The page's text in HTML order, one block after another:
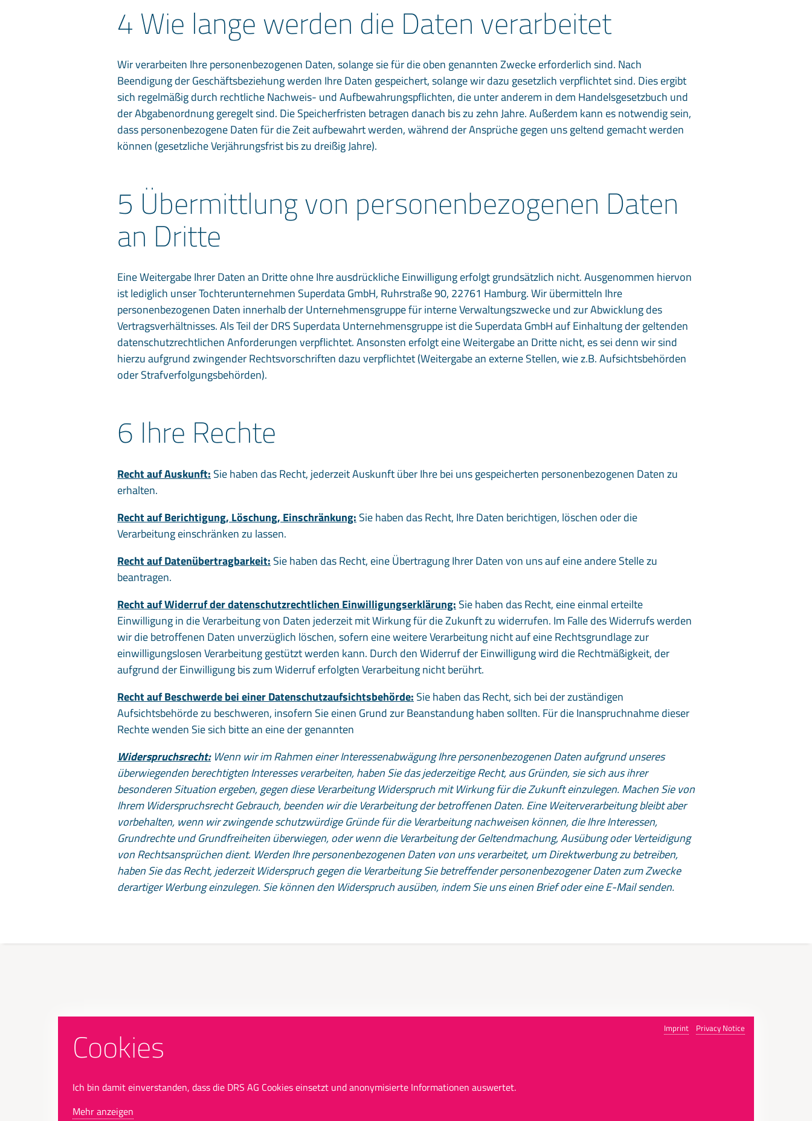
4 Wie lange werden die Daten verarbeitet
Wir verarbeiten Ihre personenbezogenen Daten, solange sie für die oben genannten Zwecke erforderlich sind. Nach
Beendigung der Geschäftsbeziehung werden Ihre Daten gespeichert, solange wir dazu gesetzlich verpflichtet sind. Dies ergibt
sich regelmäßig durch rechtliche Nachweis- und Aufbewahrungspflichten, die unter anderem in dem Handelsgesetzbuch und
der Abgabenordnung geregelt sind. Die Speicherfristen betragen danach bis zu zehn Jahre. Außerdem kann es notwendig sein,
dass personenbezogene Daten für die Zeit aufbewahrt werden, während der Ansprüche gegen uns geltend gemacht werden
können (gesetzliche Verjährungsfrist bis zu dreißig Jahre).
5 Übermittlung von personenbezogenen Daten
an Dritte
Eine Weitergabe Ihrer Daten an Dritte ohne Ihre ausdrückliche Einwilligung erfolgt grundsätzlich nicht. Ausgenommen hiervon
ist lediglich unser Tochterunternehmen Superdata GmbH, Ruhrstraße 90, 22761 Hamburg. Wir übermitteln Ihre
personenbezogenen Daten innerhalb der Unternehmensgruppe für interne Verwaltungszwecke und zur Abwicklung des
Vertragsverhältnisses. Als Teil der DRS Superdata Unternehmensgruppe ist die Superdata GmbH auf Einhaltung der geltenden
datenschutzrechtlichen Anforderungen verpflichtet. Ansonsten erfolgt eine Weitergabe an Dritte nicht, es sei denn wir sind
hierzu aufgrund zwingender Rechtsvorschriften dazu verpflichtet (Weitergabe an externe Stellen, wie z.B. Aufsichtsbehörden
oder Strafverfolgungsbehörden).
6 Ihre Rechte
Recht auf Auskunft: Sie haben das Recht, jederzeit Auskunft über Ihre bei uns gespeicherten personenbezogenen Daten zu
erhalten.
Recht auf Berichtigung, Löschung, Einschränkung: Sie haben das Recht, Ihre Daten berichtigen, löschen oder die
Verarbeitung einschränken zu lassen.
Recht auf Datenübertragbarkeit: Sie haben das Recht, eine Übertragung Ihrer Daten von uns auf eine andere Stelle zu
beantragen.
Recht auf Widerruf der datenschutzrechtlichen Einwilligungserklärung: Sie haben das Recht, eine einmal erteilte
Einwilligung in die Verarbeitung von Daten jederzeit mit Wirkung für die Zukunft zu widerrufen. Im Falle des Widerrufs werden
wir die betroffenen Daten unverzüglich löschen, sofern eine weitere Verarbeitung nicht auf eine Rechtsgrundlage zur
einwilligungslosen Verarbeitung gestützt werden kann. Durch den Widerruf der Einwilligung wird die Rechtmäßigkeit, der
aufgrund der Einwilligung bis zum Widerruf erfolgten Verarbeitung nicht berührt.
Recht auf Beschwerde bei einer Datenschutzaufsichtsbehörde: Sie haben das Recht, sich bei der zuständigen
Aufsichtsbehörde zu beschweren, insofern Sie einen Grund zur Beanstandung haben sollten. Für die Inanspruchnahme dieser
Rechte wenden Sie sich bitte an eine der genannten
Widerspruchsrecht:Wenn wir im Rahmen einer Interessenabwägung Ihre personenbezogenen Daten aufgrund unseres
überwiegenden berechtigten Interesses verarbeiten, haben Sie das jederzeitige Recht, aus Gründen, sie sich aus ihrer
besonderen Situation ergeben, gegen diese Verarbeitung Widerspruch mit Wirkung für die Zukunft einzulegen. Machen Sie von
Ihrem Widerspruchsrecht Gebrauch, beenden wir die Verarbeitung der betroffenen Daten. Eine Weiterverarbeitung bleibt aber
vorbehalten, wenn wir zwingende schutzwürdige Gründe für die Verarbeitung nachweisen können, die Ihre Interessen,
Grundrechte und Grundfreiheiten überwiegen, oder wenn die Verarbeitung der Geltendmachung, Ausübung oder Verteidigung
von Rechtsansprüchen dient. Werden Ihre personenbezogenen Daten von uns verarbeitet, um Direktwerbung zu betreiben,
haben Sie das Recht, jederzeit Widerspruch gegen die Verarbeitung Sie betreffender personenbezogener Daten zum Zwecke
derartiger Werbung einzulegen. Sie können den Widerspruch ausüben, indem Sie uns einen Brief oder eine E-Mail senden.
Wir über uns
News
Support
Imprint Privacy Notice
Cookies
Ich bin damit einverstanden, dass die DRS AG Cookies einsetzt und anonymisierte Informationen auswertet.
Mehr anzeigen